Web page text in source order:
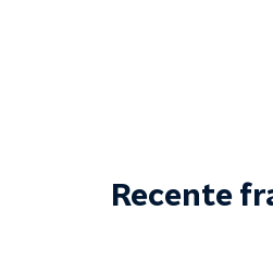
Recente